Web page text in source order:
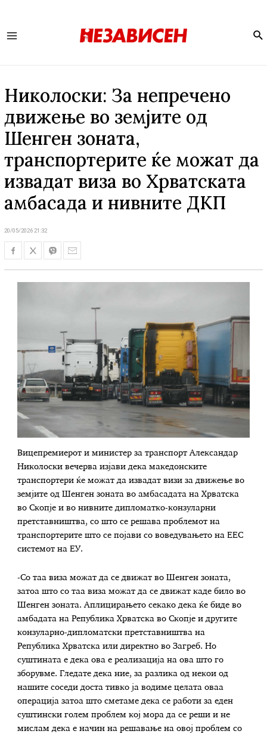
Николоски: За непречено
движење во земјите од
Шенген зоната,
транспортерите ќе можат да
извадат виза во Хрватската
амбасада и нивните ДКП
20/05/2026 21:32
Вицепремиерот и министер за транспорт Александар
Николоски вечерва изјави дека македонските
транспортери ќе можат да извадат визи за движење во
земјите од Шенген зоната во амбасадата на Хрватска
во Скопје и во нивните дипломатко-конзуларни
претставништва, со што се решава проблемот на
транспортерите што се појави со воведувањето на ЕЕС
системот на ЕУ.
-Со таа виза можат да се движат во Шенген зоната,
затоа што со таа виза можат да се движат каде било во
Шенген зоната. Аплицирањето секако дека ќе биде во
амбадата на Република Хрватска во Скопје и другите
конзуларно-дипломатски претставништва на
Република Хрватска или директно во Загреб. Но
суштината е дека ова е реализација на ова што го
зборувме. Гледате дека ние, за разлика од некои од
нашите соседи доста тивко ја водиме целата оваа
операција затоа што сметаме дека се работи за еден
суштински голем проблем кој мора да се реши и не
мислам дека е начин на решавање на овој проблем со